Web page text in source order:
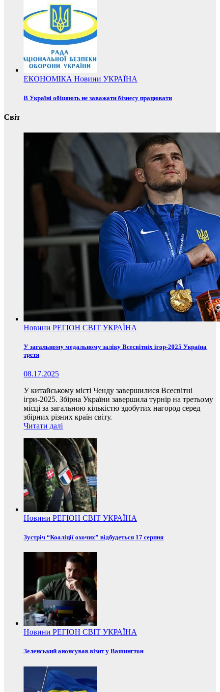
ЕКОНОМІКА Новини УКРАЇНА
В Україні обіцяють не заважати бізнесу працювати
Світ
Новини РЕГІОН СВІТ УКРАЇНА
У загальному медальному заліку Всесвітніх ігор-2025 Україна
третя
08.17.2025
У китайському місті Ченду завершилися Всесвітні
ігри-2025. Збірна України завершила турнір на третьому
місці за загальною кількістю здобутих нагород серед
збірних різних країн світу.
Читати далі
Новини РЕГІОН СВІТ УКРАЇНА
Зустріч “Коаліції охочих” відбудеться 17 серпня
Новини РЕГІОН СВІТ УКРАЇНА
Зеленський анонсував візит у Вашингтон